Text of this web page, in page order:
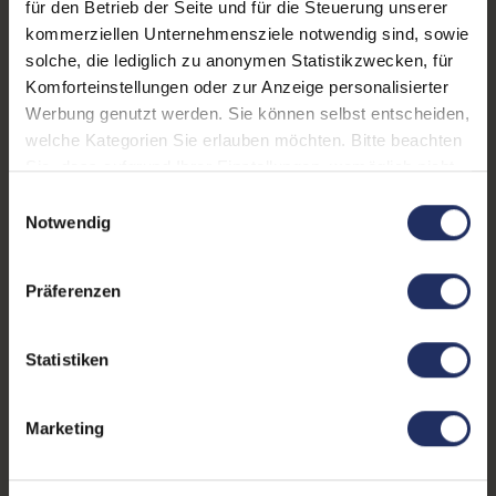
für den Betrieb der Seite und für die Steuerung unserer
kommerziellen Unternehmensziele notwendig sind, sowie
solche, die lediglich zu anonymen Statistikzwecken, für
Komforteinstellungen oder zur Anzeige personalisierter
Werbung genutzt werden. Sie können selbst entscheiden,
welche Kategorien Sie erlauben möchten. Bitte beachten
Sie, dass aufgrund Ihrer Einstellungen, womöglich nicht
Weitere Informationen finden Sie in
Notwendig
Präferenzen
Statistiken
Marketing
Displayauflösung: 1920 x 1080 FHD
Prozessor:
Intel Core i7 8565U @ 1,8
GHz
CPU Generation: 8
Arbeitsspeicher:
LTE:
Fingerprintreader: